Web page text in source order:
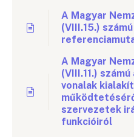
A Magyar
(VIII.15.)
A Magyar
(VIII.11.)
vonalak
szervezetek
funkcióiról